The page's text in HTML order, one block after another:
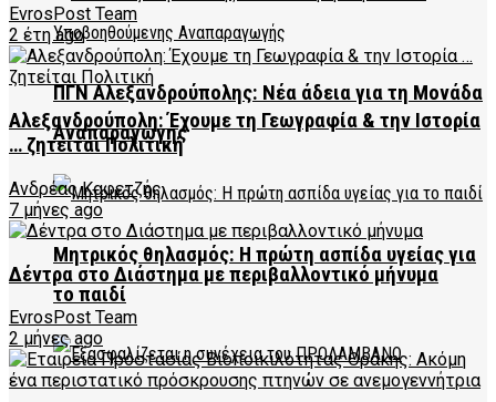
ΠΓΝ Αλεξανδρούπολης: Νέα άδεια για τη Μονάδα
Αναπαραγωγής
Μητρικός θηλασμός: Η πρώτη ασπίδα υγείας για
το παιδί
EvrosPost Team
2 έτη ago
Αλεξανδρούπολη: Έχουμε τη Γεωγραφία & την Ιστορία
… ζητείται Πολιτική
Ανδρέας Καφετζής
7 μήνες ago
Δέντρα στο Διάστημα με περιβαλλοντικό μήνυμα
EvrosPost Team
2 μήνες ago